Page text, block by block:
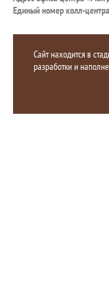
Единый номер колл-
Сайт находится в
разработки и